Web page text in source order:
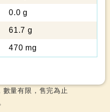
0.0 g
61.7 g
470 mg
量有限，售完為止